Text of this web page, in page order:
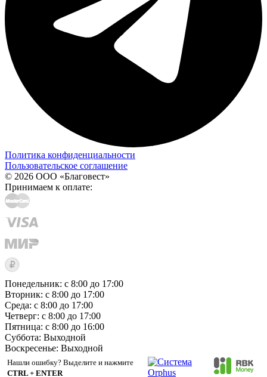
Политика конфиденциальности
Пользовательское соглашение
© 2026 ООО «Благовест»
Принимаем к оплате:
Понедельник: с 8:00 до 17:00
Вторник: с 8:00 до 17:00
Среда: с 8:00 до 17:00
Четверг: с 8:00 до 17:00
Пятница: с 8:00 до 16:00
Суббота: Выходной
Воскресенье: Выходной
Нашли ошибку? Выделите и нажмите
CTRL + ENTER